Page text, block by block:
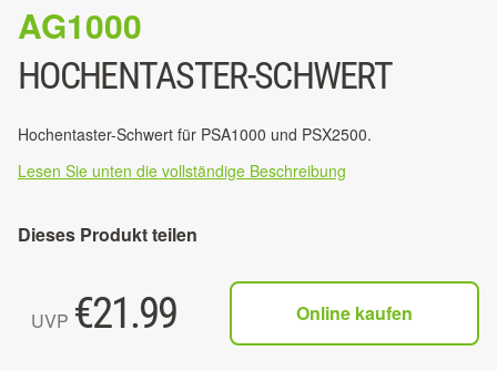
AG1000
HOCHENTASTER-SCHWERT
Hochentaster-Schwert für PSA1000 und PSX2500.
Lesen Sie unten die vollständige Beschreibung
Dieses Produkt teilen
UVP €21.99 Online kaufen